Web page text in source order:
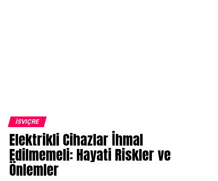
İSVIÇRE
Elektrikli Cihazlar İhmal
Edilmemeli: Hayati Riskler ve
Önlemler